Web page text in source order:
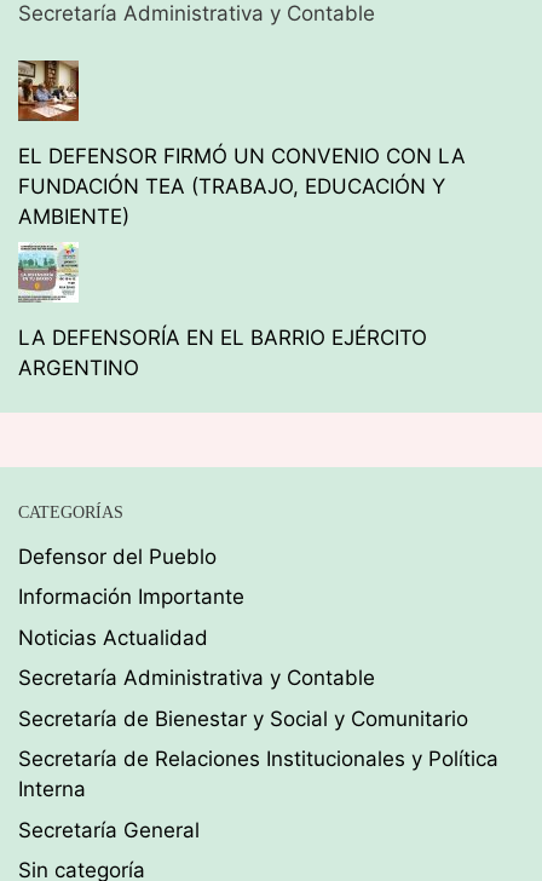
Secretaría Administrativa y Contable
EL DEFENSOR FIRMÓ UN CONVENIO CON LA
FUNDACIÓN TEA (TRABAJO, EDUCACIÓN Y
AMBIENTE)
LA DEFENSORÍA EN EL BARRIO EJÉRCITO
ARGENTINO
CATEGORÍAS
Defensor del Pueblo
Información Importante
Noticias Actualidad
Secretaría Administrativa y Contable
Secretaría de Bienestar y Social y Comunitario
Secretaría de Relaciones Institucionales y Política
Interna
Secretaría General
Sin categoría